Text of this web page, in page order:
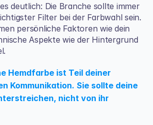
deutlich: Die Branche sollte immer
Filter bei der Farbwahl sein.
persönliche Faktoren wie dein
Aspekte wie der Hintergrund
Hemdfarbe ist Teil deiner
Kommunikation. Sie sollte deine
nicht von ihr